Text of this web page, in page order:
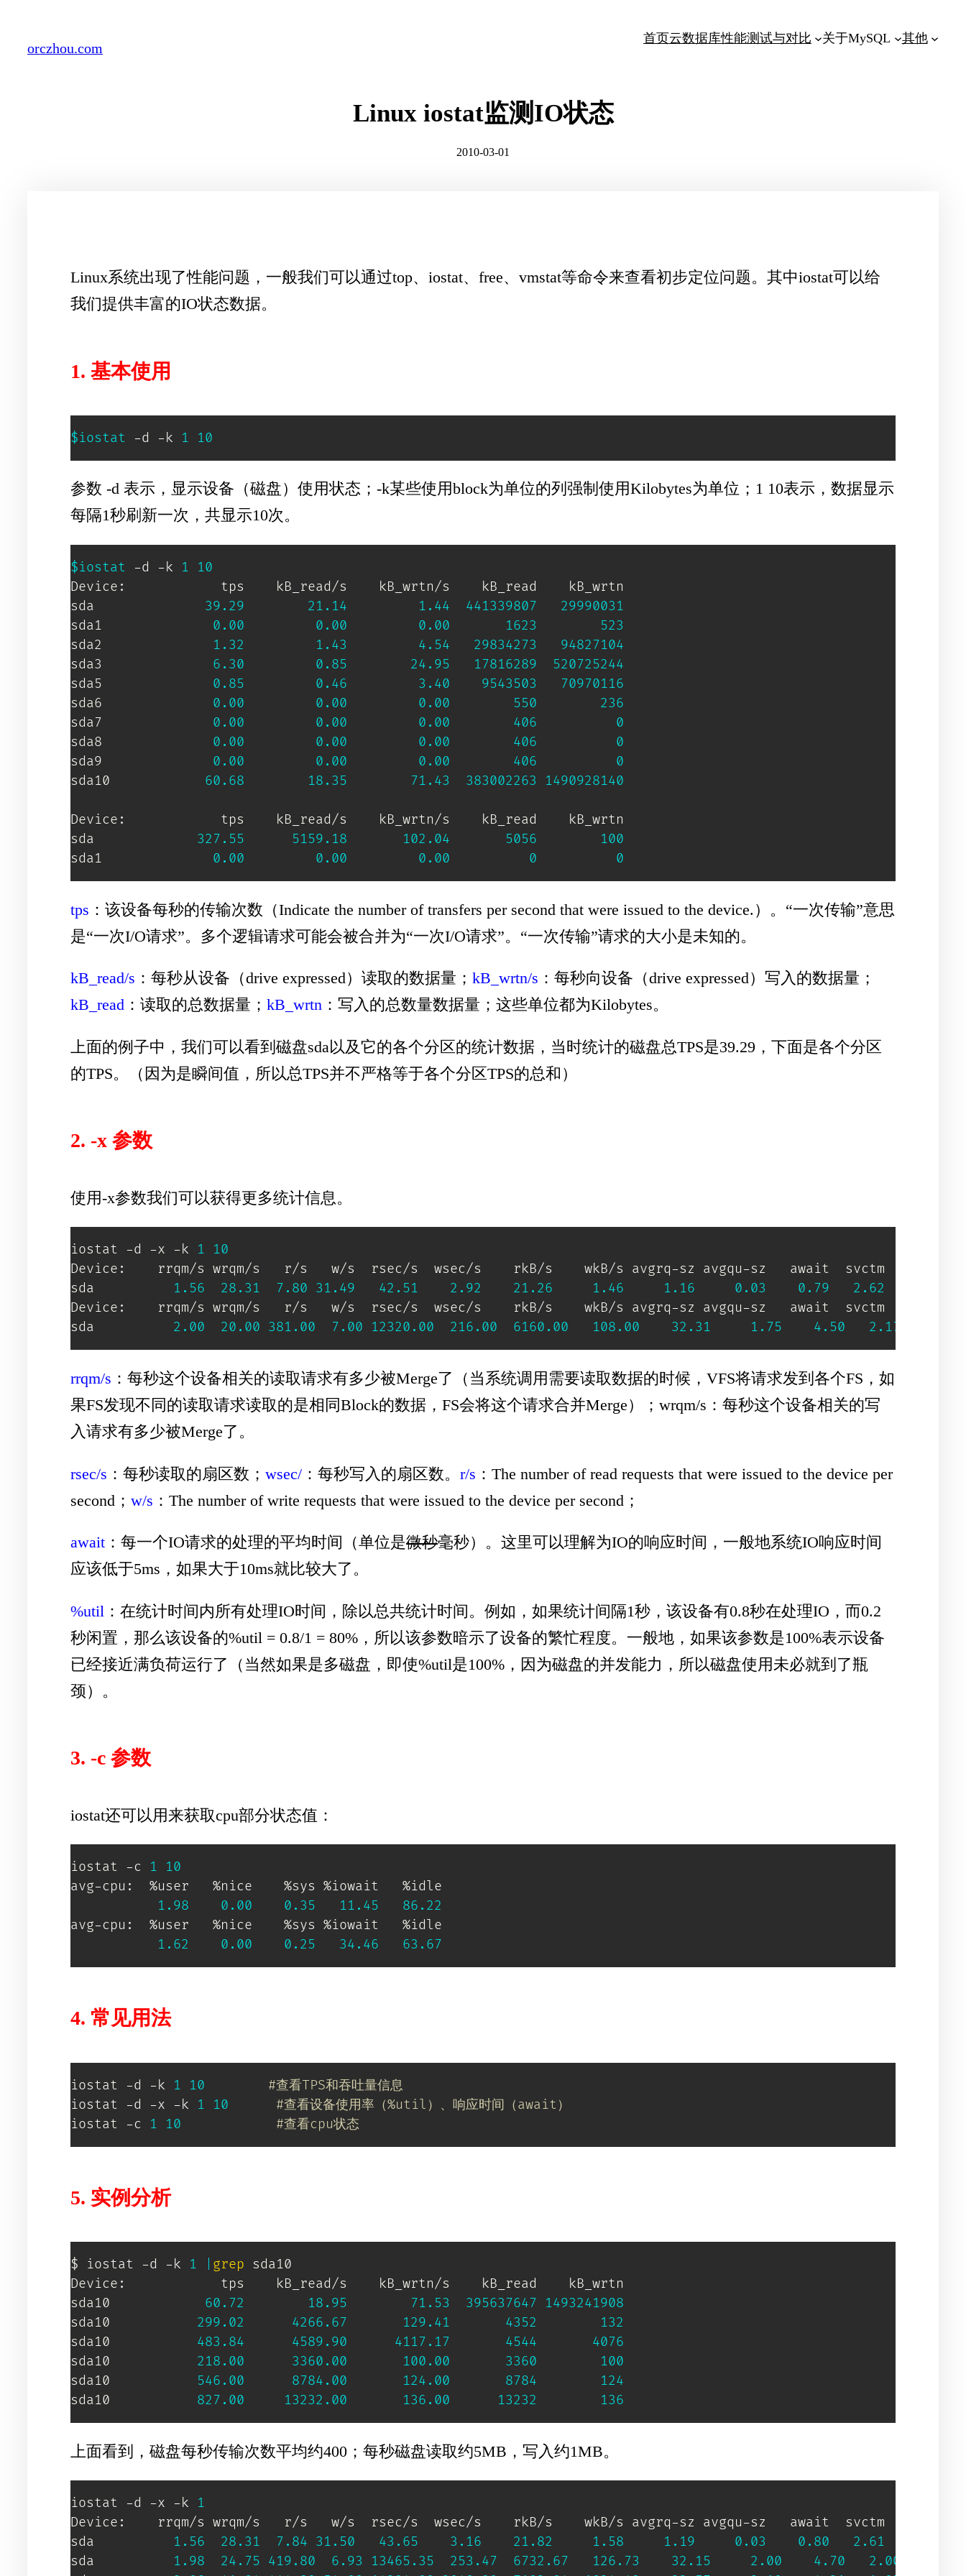
orczhou.com
首页云数据库性能测试与对比 关于MySQL 其他
Linux iostat监测IO状态
2010-03-01
Linux系统出现了性能问题，一般我们可以通过top、iostat、free、vmstat等命令来查看初步定位问题。其中iostat可以给
我们提供丰富的IO状态数据。
1. 基本使用
$iostat -d -k 1 10
参数 -d 表示，显示设备（磁盘）使用状态；-k某些使用block为单位的列强制使用Kilobytes为单位；1 10表示，数据显示
每隔1秒刷新一次，共显示10次。
$iostat -d -k 1
10
Device:            tps    kB_read/s    kB_wrtn/s    kB_read    kB_wrtn
sda 39.29 21.14 1.44 441339807
29990031
sda1 0.00 0.00 0.00 1623
523
sda2 1.32 1.43 4.54 29834273
94827104
sda3 6.30 0.85 24.95 17816289
520725244
sda5 0.85 0.46 3.40 9543503
70970116
sda6 0.00 0.00 0.00 550
236
sda7 0.00 0.00 0.00 406
0
sda8 0.00 0.00 0.00 406
0
sda9 0.00 0.00 0.00 406
0
sda10 60.68 18.35 71.43 383002263 1490928140
Device:            tps    kB_read/s    kB_wrtn/s    kB_read    kB_wrtn
sda 327.55 5159.18 102.04 5056
100
sda1 0.00 0.00 0.00 0 0
tps ：该设备每秒的传输次数（Indicate the number of transfers per second that were issued to the device.）。“一次传输”意思
是“一次I/O请求”。多个逻辑请求可能会被合并为“一次I/O请求”。“一次传输”请求的大小是未知的。
kB_read/s ：每秒从设备（drive expressed）读取的数据量； kB_wrtn/s ：每秒向设备（drive expressed）写入的数据量；
kB_read ：读取的总数据量； kB_wrtn ：写入的总数量数据量；这些单位都为Kilobytes。
上面的例子中，我们可以看到磁盘sda以及它的各个分区的统计数据，当时统计的磁盘总TPS是39.29，下面是各个分区
的TPS。（因为是瞬间值，所以总TPS并不严格等于各个分区TPS的总和）
2. -x 参数
使用-x参数我们可以获得更多统计信息。
iostat -d -x -k 1
10
Device:    rrqm/s wrqm/s   r/s   w/s  rsec/s  wsec/s    rkB/s    wkB/s avgrq-sz avgqu-sz   await  svctm  %util
sda 1.56 28.31 7.80 31.49 42.51 2.92 21.26 1.46 1.16 0.03 0.79 2.62
Device:    rrqm/s wrqm/s   r/s   w/s  rsec/s  wsec/s    rkB/s    wkB/s avgrq-sz avgqu-sz   await  svctm  %util
sda 2.00 20.00 381.00 7.00 12320.00 216.00 6160.00 108.00 32.31 1.75 4.50 2.17
rrqm/s ：每秒这个设备相关的读取请求有多少被Merge了（当系统调用需要读取数据的时候，VFS将请求发到各个FS，如
果FS发现不同的读取请求读取的是相同Block的数据，FS会将这个请求合并Merge）；wrqm/s：每秒这个设备相关的写
入请求有多少被Merge了。
rsec/s ：每秒读取的扇区数； wsec/ ：每秒写入的扇区数。 r/s ：The number of read requests that were issued to the device per
second； w/s ：The number of write requests that were issued to the device per second；
await ：每一个IO请求的处理的平均时间（单位是微秒毫秒）。这里可以理解为IO的响应时间，一般地系统IO响应时间
应该低于5ms，如果大于10ms就比较大了。
%util ：在统计时间内所有处理IO时间，除以总共统计时间。例如，如果统计间隔1秒，该设备有0.8秒在处理IO，而0.2
秒闲置，那么该设备的%util = 0.8/1 = 80%，所以该参数暗示了设备的繁忙程度。一般地，如果该参数是100%表示设备
已经接近满负荷运行了（当然如果是多磁盘，即使%util是100%，因为磁盘的并发能力，所以磁盘使用未必就到了瓶
颈）。
3. -c 参数
iostat还可以用来获取cpu部分状态值：
iostat -c 1
10
avg-cpu:  %user   %nice    %sys %iowait   %idle
1.98
0.00 0.35 11.45
86.22
avg-cpu:  %user   %nice    %sys %iowait   %idle
1.62
0.00 0.25 34.46 63.67
4. 常见用法
iostat -d -k 1 10
#查看TPS和吞吐量信息
iostat -d -x -k 1 10
#查看设备使用率（%util）、响应时间（await）
iostat -c 1 10 #查看cpu状态
5. 实例分析
$ iostat -d -k 1 grep sda10
Device:            tps    kB_read/s    kB_wrtn/s    kB_read    kB_wrtn
sda10 60.72 18.95 71.53 395637647
1493241908
sda10 299.02 4266.67 129.41 4352
132
sda10 483.84 4589.90 4117.17 4544
4076
sda10 218.00 3360.00 100.00 3360
100
sda10 546.00 8784.00 124.00 8784
124
sda10 827.00 13232.00 136.00 13232 136
上面看到，磁盘每秒传输次数平均约400；每秒磁盘读取约5MB，写入约1MB。
iostat -d -x -k 1
Device:    rrqm/s wrqm/s   r/s   w/s  rsec/s  wsec/s    rkB/s    wkB/s avgrq-sz avgqu-sz   await  svctm  %util
sda 1.56 28.31 7.84 31.50 43.65 3.16 21.82 1.58 1.19 0.03 0.80 2.61
sda 1.98 24.75 419.80 6.93 13465.35 253.47 6732.67 126.73 32.15 2.00 4.70 2.00